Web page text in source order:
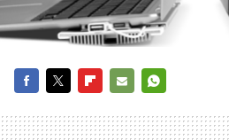
MAIL